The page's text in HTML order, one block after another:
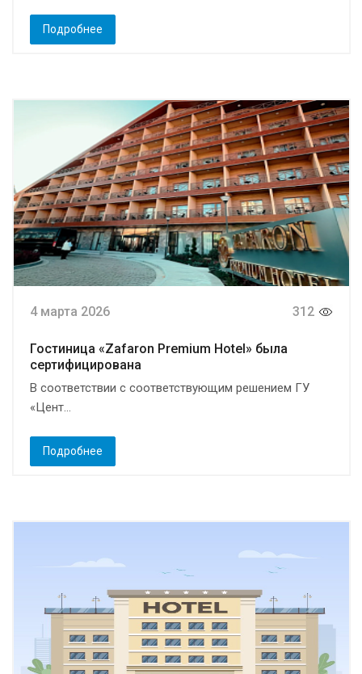
Подробнее
4 марта 2026 312
Гостиница «Zafaron Premium Hotel» была
сертифицирована
В соответствии с соответствующим решением ГУ
«Цент...
Подробнее